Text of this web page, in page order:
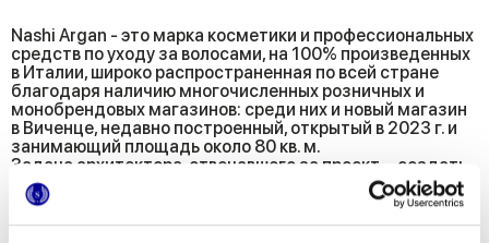
Nashi Argan - это марка косметики и профессиональных
средств по уходу за волосами, на 100% произведенных
в Италии, широко распространенная по всей стране
благодаря наличию многочисленных розничных и
монобрендовых магазинов: среди них и новый магазин
в Виченце, недавно построенный, открытый в 2023 г. и
занимающий площадь около 80 кв. м.
Задача архитектора, отвечавшего за проект, - создать
изысканное пространство, обеспечивающее
максимальную видимость продаваемой продукции, -
представляется вполне успешной: как только вы